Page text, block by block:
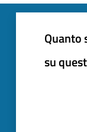
Quanto
su